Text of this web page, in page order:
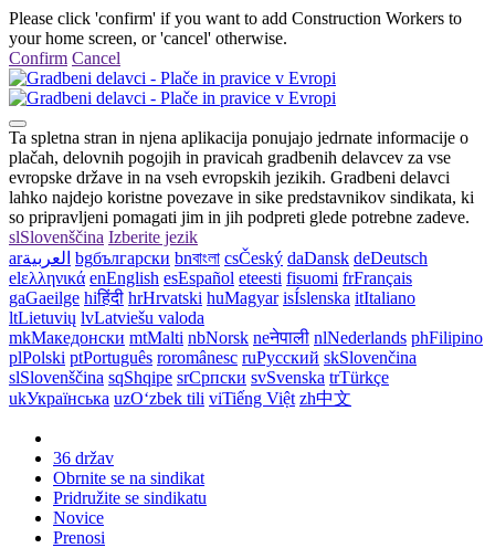
Please click 'confirm' if you want to add Construction Workers to
your home screen, or 'cancel' otherwise.
Confirm Cancel
Ta spletna stran in njena aplikacija ponujajo jedrnate informacije o
plačah, delovnih pogojih in pravicah gradbenih delavcev za vse
evropske države in na vseh evropskih jezikih. Gradbeni delavci
lahko najdejo koristne povezave in sike predstavnikov sindikata, ki
so pripravljeni pomagati jim in jih podpreti glede potrebne zadeve.
slSlovenščina Izberite jezik
arالعربية bgбългарски bnবাংলা csČeský daDansk deDeutsch
elελληνικά enEnglish esEspañol eteesti fisuomi frFrançais
gaGaeilge hiहिंदी hrHrvatski huMagyar isÍslenska itItaliano
ltLietuvių lvLatviešu valoda
mkМакедонски mtMalti nbNorsk neनेपाली nlNederlands phFilipino
plPolski ptPortuguês roromânesc ruРусский skSlovenčina
slSlovenščina sqShqipe srСрпски svSvenska trTürkçe
ukУкраїнська uzOʻzbek tili viTiếng Việt zh中文
36 držav
Obrnite se na sindikat
Pridružite se sindikatu
Novice
Prenosi